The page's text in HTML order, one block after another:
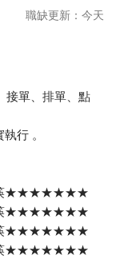
職缺更新：今天
接單、排單、點
行 。
筷★★★★★★★
筷★★★★★★★
筷★★★★★★★
筷★★★★★★★